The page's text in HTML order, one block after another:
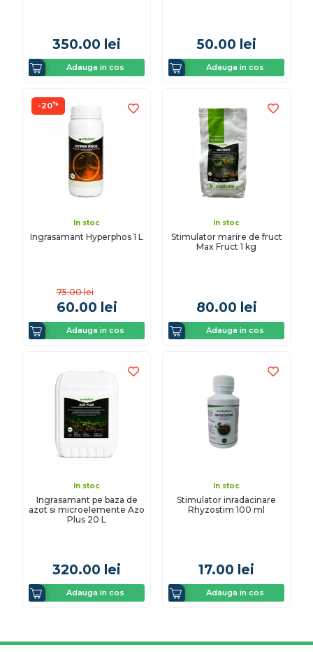
350.00 lei
Adauga in cos
50.00 lei
Adauga in cos
-20%
In stoc
Ingrasamant Hyperphos 1 L
75.00 lei
60.00 lei
Adauga in cos
In stoc
Stimulator marire de fruct
Max Fruct 1 kg
80.00 lei
Adauga in cos
In stoc
Ingrasamant pe baza de
azot si microelemente Azo
Plus 20 L
320.00 lei
Adauga in cos
In stoc
Stimulator inradacinare
Rhyzostim 100 ml
17.00 lei
Adauga in cos